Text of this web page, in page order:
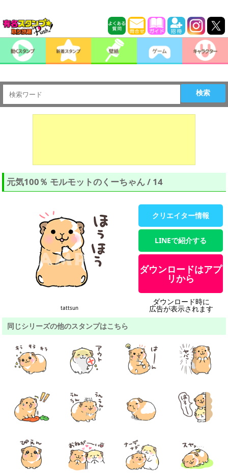
検索
元気100％ モルモットのくーちゃん / 14
tattsun
クリエイター情報
LINEで紹介する
ダウンロードはアプ
リから
ダウンロード時に
広告が表示されます
同じシリーズの他のスタンプはこちら